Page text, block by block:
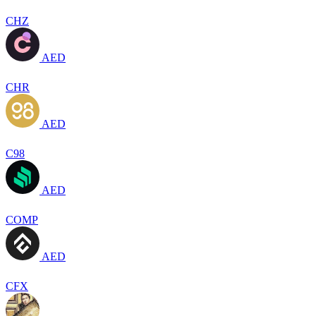
CHZ
AED
CHR
AED
C98
AED
COMP
AED
CFX